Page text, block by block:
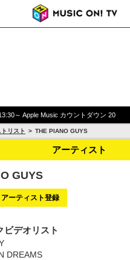
～ Apple Music カウントダウン 20
リスト THE PIANO GUYS
アーティスト
GUYS
ーティスト登録
ビデオリスト
DREAMS